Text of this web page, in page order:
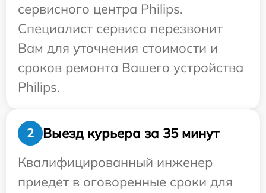
сервисного центра Philips.
Специалист сервиса перезвонит
Вам для уточнения стоимости и
сроков ремонта Вашего устройства
Philips.
2
Выезд курьера за 35 минут
Квалифицированный инженер
приедет в оговоренные сроки для